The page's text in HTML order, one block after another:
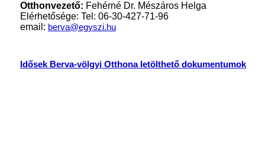
Otthonvezető: Fehérné Dr. Mészáros Helga
Elérhetősége: Tel: 06-30-427-71-96
email: berva@egyszi.hu
Idősek Berva-völgyi Otthona letölthető dokumentumok